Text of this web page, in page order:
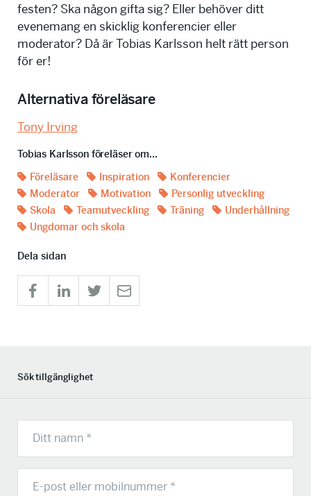
festen? Ska någon gifta sig? Eller behöver ditt
evenemang en skicklig konferencier eller
moderator? Då är Tobias Karlsson helt rätt person
för er!
Alternativa föreläsare
Tony Irving
Tobias Karlsson föreläser om...
Föreläsare
Inspiration
Konferencier
Moderator
Motivation
Personlig utveckling
Skola
Teamutveckling Träning
Underhållning
Ungdomar och skola
Dela sidan
Sök tillgänglighet
m
n